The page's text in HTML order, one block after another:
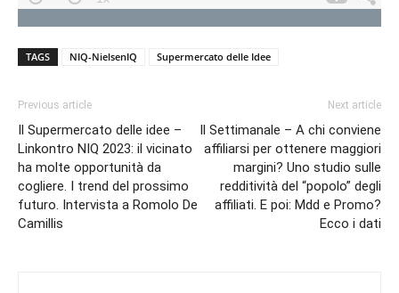
TAGS NIQ-NielsenIQ Supermercato delle Idee
Previous article
Il Supermercato delle idee –
Linkontro NIQ 2023: il vicinato
ha molte opportunità da
cogliere. I trend del prossimo
futuro. Intervista a Romolo De
Camillis
Next article
Il Settimanale – A chi conviene
affiliarsi per ottenere maggiori
margini? Uno studio sulle
redditività del “popolo” degli
affiliati. E poi: Mdd e Promo?
Ecco i dati